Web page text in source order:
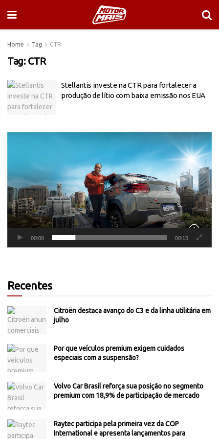
Home Tag CTR
Tag: CTR
Stellantis investe na CTR para fortalecer a
produção de lítio com baixa emissão nos EUA
00:00 00:15
Recentes
Citroën destaca avanço do C3 e da linha utilitária em
julho
Por que veículos premium exigem cuidados
especiais com a suspensão?
Volvo Car Brasil reforça sua posição no segmento
premium com 18,9% de participação de mercado
Raytec participa pela primeira vez da COP
International e apresenta lançamentos para